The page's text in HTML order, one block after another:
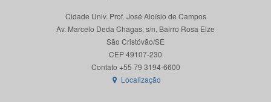
Cidade Univ. Prof. José Aloísio de Campos
Av. Marcelo Deda Chagas, s/n, Bairro Rosa Elze
São Cristóvão/SE
CEP 49107-230
Localização